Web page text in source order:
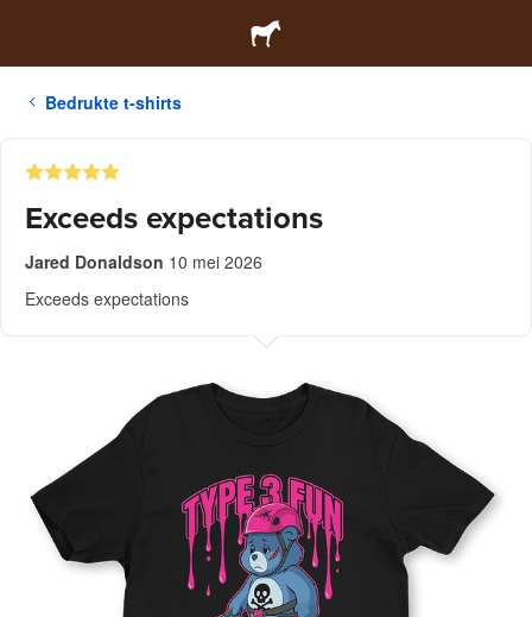
Bedrukte t-shirts
Exceeds expectations
Jared Donaldson 10 mei 2026
Exceeds expectations